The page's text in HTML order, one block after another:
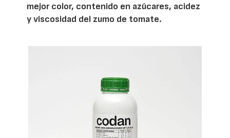
mejor color, contenido en azúcares, acidez
y viscosidad del zumo de tomate.